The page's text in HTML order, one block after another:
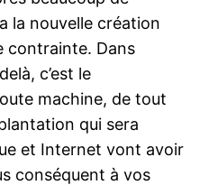
la nouvelle création
contrainte. Dans
c’est le
machine, de tout
qui sera
et Internet vont avoir
conséquent à vos